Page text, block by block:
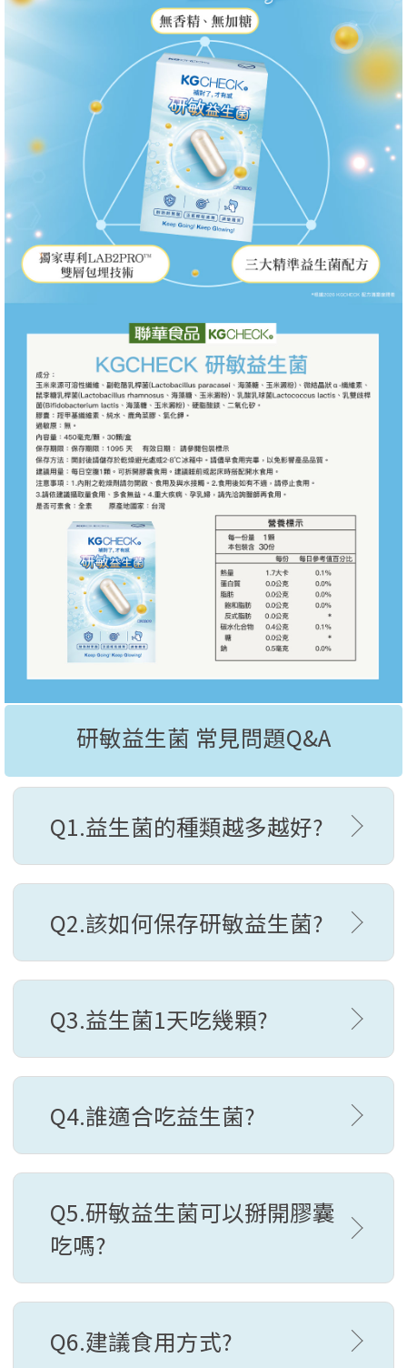
研敏益生菌 常見問題Q&A
Q1.益生菌的種類越多越好?
Q2.該如何保存研敏益生菌?
Q3.益生菌1天吃幾顆?
Q4.誰適合吃益生菌?
Q5.研敏益生菌可以掰開膠囊
吃嗎?
Q6.建議食用方式?